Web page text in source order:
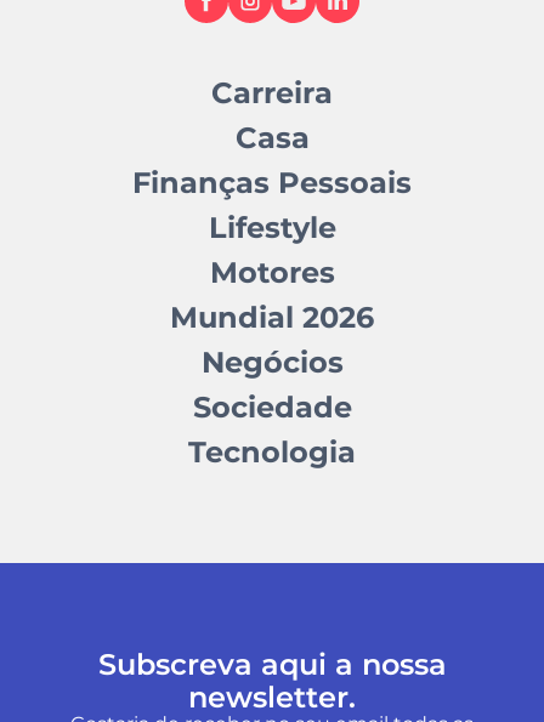
Carreira
Casa
Finanças Pessoais
Lifestyle
Motores
Mundial 2026
Negócios
Sociedade
Tecnologia
Subscreva aqui a nossa
newsletter.